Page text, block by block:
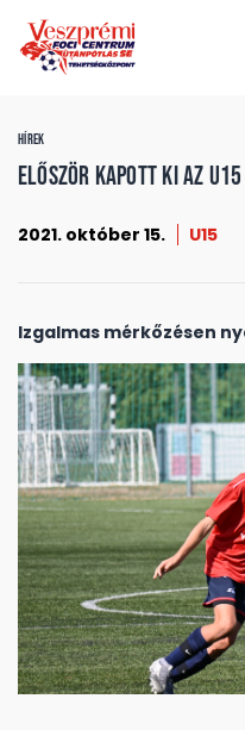
HÍREK
Először kapott ki az U15
2021. október 15. U15
Izgalmas mérkőzésen